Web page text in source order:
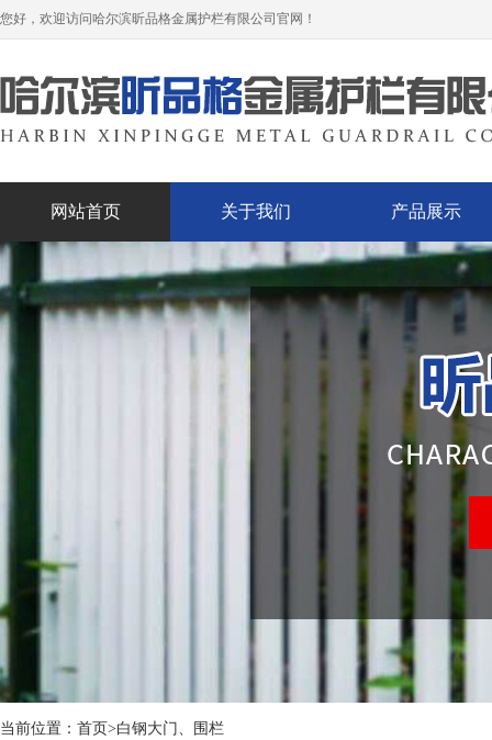
您好，欢迎访问哈尔滨昕品格金属护栏有限公司官网！
网站首页 关于我们 产品展示
当前位置： 首页>白钢大门、围栏